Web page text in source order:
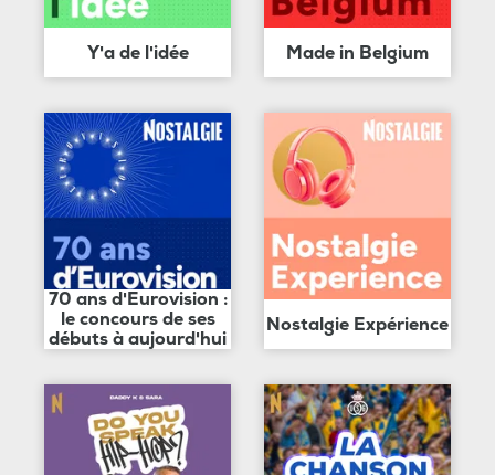
Y'a de l'idée Made in Belgium
70 ans d'Eurovision :
le concours de ses
débuts à aujourd'hui
Nostalgie Expérience